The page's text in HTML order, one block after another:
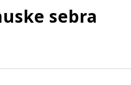
sebra